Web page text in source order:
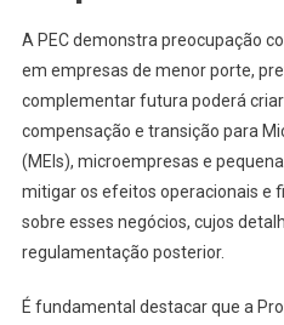
A PEC demonstra preocupação
em empresas de menor porte,
complementar futura poderá
compensação e transição para
(MEIs), microempresas e
mitigar os efeitos operacionais e
sobre esses negócios, cujos
regulamentação posterior.
É fundamental destacar que a